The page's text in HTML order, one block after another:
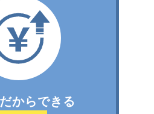
からできる